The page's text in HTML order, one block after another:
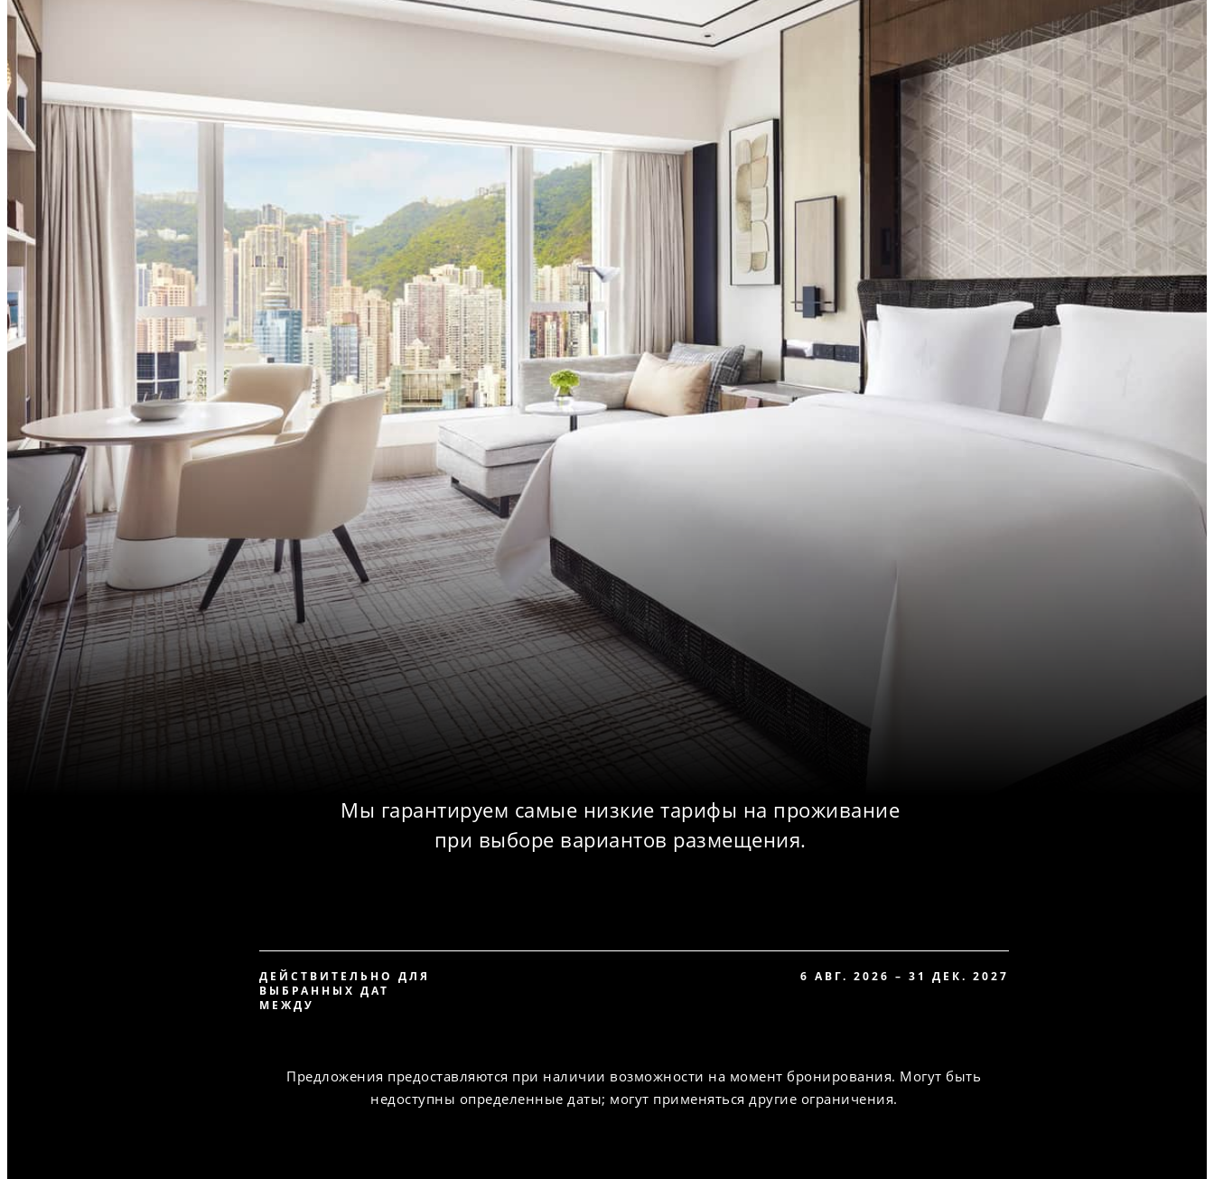
Мы гарантируем самые низкие тарифы на проживание
при выборе вариантов размещения.
ДЕЙСТВИТЕЛЬНО ДЛЯ
ВЫБРАННЫХ ДАТ
МЕЖДУ
6 АВГ. 2026 – 31 ДЕК. 2027
Предложения предоставляются при наличии возможности на момент бронирования. Могут быть
недоступны определенные даты; могут применяться другие ограничения.